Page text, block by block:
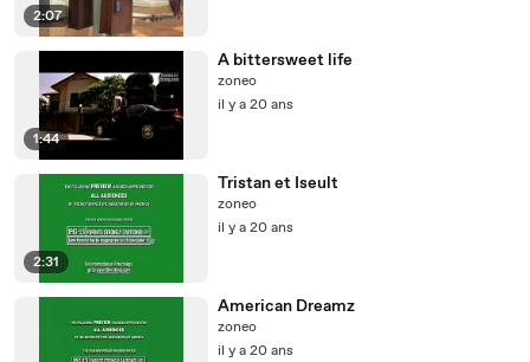
2:07
1:44
A bittersweet life
zoneo
il y a 20 ans
2:31
Tristan et Iseult
zoneo
il y a 20 ans
American Dreamz
zoneo
il y a 20 ans